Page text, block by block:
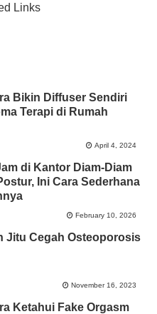
Links
Bikin Diffuser Sendiri
Terapi di Rumah
April 4, 2024
di Kantor Diam-Diam
Ini Cara Sederhana
February 10, 2026
Jitu Cegah Osteoporosis
November 16, 2023
Ketahui Fake Orgasm